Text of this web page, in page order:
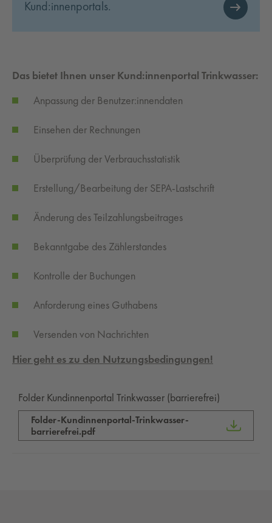
Kund:innenportals.
Das bietet Ihnen unser Kund:innenportal Trinkwasser:
Anpassung der Benutzer:innendaten
Einsehen der Rechnungen
Überprüfung der Verbrauchsstatistik
Erstellung/Bearbeitung der SEPA-Lastschrift
Änderung des Teilzahlungsbeitrages
Bekanntgabe des Zählerstandes
Kontrolle der Buchungen
Anforderung eines Guthabens
Versenden von Nachrichten
Hier geht es zu den Nutzungsbedingungen!
Folder Kundinnenportal Trinkwasser (barrierefrei)
Folder-Kundinnenportal-Trinkwasser-
barrierefrei.pdf